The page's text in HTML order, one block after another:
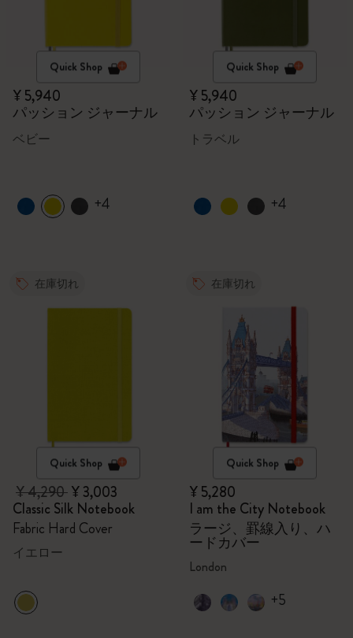
Quick Shop
¥ 5,940
パッション ジャーナル
ベビー
+4
Quick Shop
¥ 5,940
パッション ジャーナル
トラベル
+4
在庫切れ
Quick Shop
¥ 4,290¥ 3,003
Classic Silk Notebook
Fabric Hard Cover
イエロー
在庫切れ
Quick Shop
¥ 5,280
I am the City Notebook
ラージ、罫線入り、ハ
ードカバー
London
+5